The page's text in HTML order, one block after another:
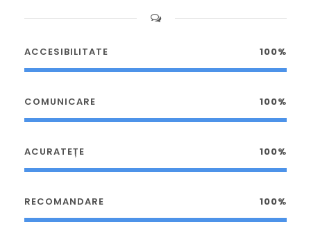
ACCESIBILITATE 100%
COMUNICARE 100%
ACURATEȚE 100%
RECOMANDARE 100%